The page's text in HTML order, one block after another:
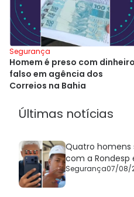
Segurança
Homem é preso com dinheiro
falso em agência dos
Correios na Bahia
Últimas notícias
Quatro
com a Rondesp
Segurança07/08/